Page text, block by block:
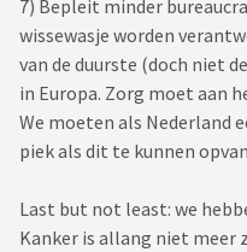
7) Bepleit minder
wissewasje worden
van de duurste (doch niet
in Europa. Zorg moet aan
We moeten als Nederland
piek als dit te kunnen
Last but not least: we
Kanker is allang niet meer